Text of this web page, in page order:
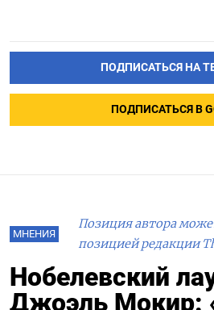
ПОДПИСАТЬСЯ НА
ПОДПИСАТЬСЯ В
МНЕНИЯ
Позиция автора
позицией редакции
Нобелевский
Джоэль Мокир: